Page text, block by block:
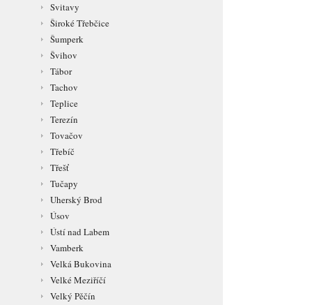
Svitavy
Široké Třebčice
Šumperk
Švihov
Tábor
Tachov
Teplice
Terezín
Tovačov
Třebíč
Třešť
Tučapy
Uherský Brod
Úsov
Ústí nad Labem
Vamberk
Velká Bukovina
Velké Meziříčí
Velký Pěčín